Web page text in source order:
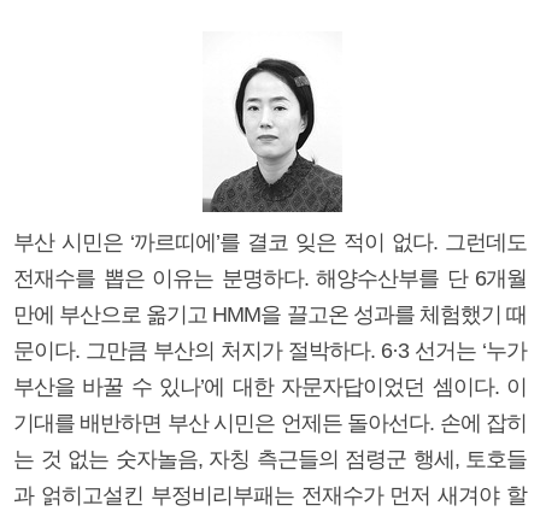
부산 시민은 ‘까르띠에’를 결코 잊은 적이 없다. 그런데도
전재수를 뽑은 이유는 분명하다. 해양수산부를 단 6개월
만에 부산으로 옮기고 HMM을 끌고온 성과를 체험했기 때
문이다. 그만큼 부산의 처지가 절박하다. 6·3 선거는 ‘누가
부산을 바꿀 수 있나’에 대한 자문자답이었던 셈이다. 이
기대를 배반하면 부산 시민은 언제든 돌아선다. 손에 잡히
는 것 없는 숫자놀음, 자칭 측근들의 점령군 행세, 토호들
과 얽히고설킨 부정비리부패는 전재수가 먼저 새겨야 할